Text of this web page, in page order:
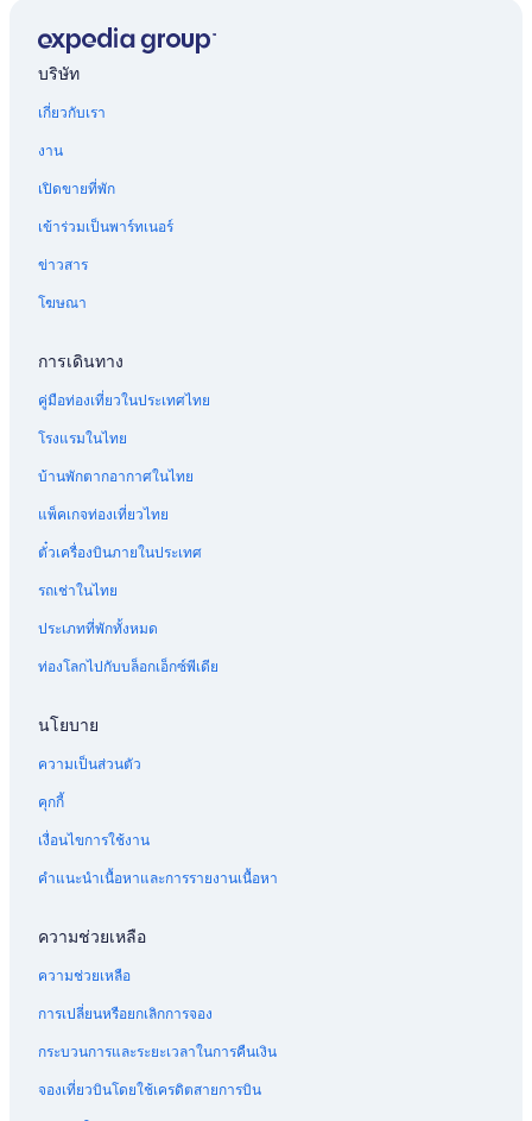
สำ
ห
รั
โ
ง
แ
ร
ม
บ
ล
ส
ต
า
เ
ม
า
น
สำ
ห
บ
า
ส
โ
ซ
ซ
ล
ด
โ
ล
มิ
เ
า
น์
เ
ท
รี
อ
ท
า
น
สำ
รั
โ
ร
ง
แ
ม
ล
น
ร
อ
ยั
แ
ร
น
ด์
ฐ
า
น
ห
บ
แ
อ
ล
ส
ต
บริษัท
เกี่ยวกับเรา
งาน
เปิดขายที่พัก
เข้าร่วมเป็นพาร์ทเนอร์
ข่าวสาร
โฆษณา
การเดินทาง
คู่มือท่องเที่ยวในประเทศไทย
โรงแรมในไทย
บ้านพักตากอากาศในไทย
แพ็คเกจท่องเที่ยวไทย
ตั๋วเครื่องบินภายในประเทศ
รถเช่าในไทย
ประเภทที่พักทั้งหมด
ท่องโลกไปกับบล็อกเอ็กซ์พีเดีย
นโยบาย
ความเป็นส่วนตัว
คุกกี้
เงื่อนไขการใช้งาน
คำแนะนำเนื้อหาและการรายงานเนื้อหา
ความช่วยเหลือ
ความช่วยเหลือ
การเปลี่ยนหรือยกเลิกการจอง
กระบวนการและระยะเวลาในการคืนเงิน
จองเที่ยวบินโดยใช้เครดิตสายการบิน